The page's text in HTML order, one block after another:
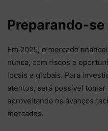
Preparando-
Em 2025, o mercado
nunca, com riscos e
locais e globais. Para
atentos, será possível
aproveitando os avanços
mercados.